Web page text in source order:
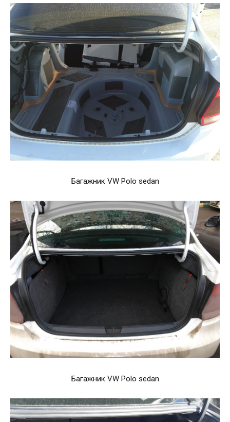
Багажник VW Polo sedan
Багажник VW Polo sedan